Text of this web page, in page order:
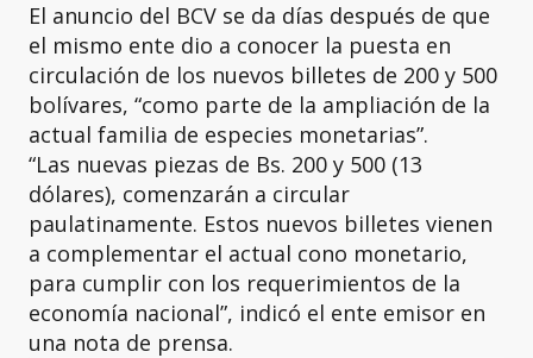
El anuncio del BCV se da días después de que
el mismo ente dio a conocer la puesta en
circulación de los nuevos billetes de 200 y 500
bolívares, “como parte de la ampliación de la
actual familia de especies monetarias”.
“Las nuevas piezas de Bs. 200 y 500 (13
dólares), comenzarán a circular
paulatinamente. Estos nuevos billetes vienen
a complementar el actual cono monetario,
para cumplir con los requerimientos de la
economía nacional”, indicó el ente emisor en
una nota de prensa.